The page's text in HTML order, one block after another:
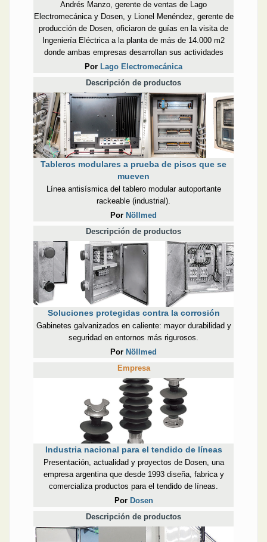
Andrés Manzo, gerente de ventas de Lago
Electromecánica y Dosen, y Lionel Menéndez, gerente de
producción de Dosen, oficiaron de guías en la visita de
Ingeniería Eléctrica a la planta de más de 14.000 m2
donde ambas empresas desarrollan sus actividades
Por Lago Electromecánica
Descripción de productos
Tableros modulares a prueba de pisos que se
mueven
Línea antisísmica del tablero modular autoportante
rackeable (industrial).
Por Nöllmed
Descripción de productos
Soluciones protegidas contra la corrosión
Gabinetes galvanizados en caliente: mayor durabilidad y
seguridad en entornos más rigurosos.
Por Nöllmed
Empresa
Industria nacional para el tendido de líneas
Presentación, actualidad y proyectos de Dosen, una
empresa argentina que desde 1993 diseña, fabrica y
comercializa productos para el tendido de líneas.
Por Dosen
Descripción de productos